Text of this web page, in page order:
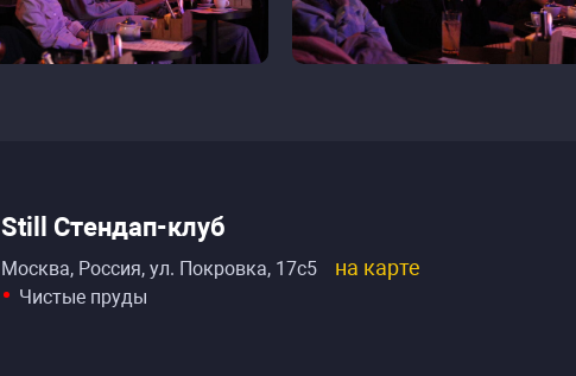
Still Стендап-клуб
Москва, Россия, ул. Покровка, 17с5 на карте
Чистые пруды